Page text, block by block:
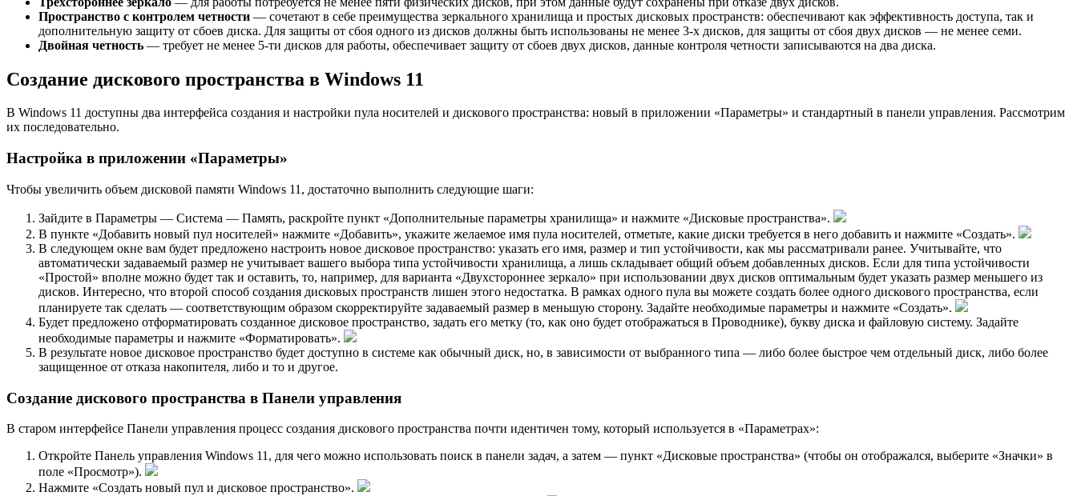
Пространство с контролем четности — сочетают в себе преимущества зеркального хранилища и простых дисковых пространств: обеспечивают как эффективность доступа, так и
дополнительную защиту от сбоев диска. Для защиты от сбоя одного из дисков должны быть использованы не менее 3-х дисков, для защиты от сбоя двух дисков — не менее семи.
Двойная четность — требует не менее 5-ти дисков для работы, обеспечивает защиту от сбоев двух дисков, данные контроля четности записываются на два диска.
Создание дискового пространства в Windows 11
В Windows 11 доступны два интерфейса создания и настройки пула носителей и дискового пространства: новый в приложении «Параметры» и стандартный в панели управления. Рассмотрим
их последовательно.
Настройка в приложении «Параметры»
Чтобы увеличить объем дисковой памяти Windows 11, достаточно выполнить следующие шаги:
Зайдите в Параметры — Система — Память, раскройте пункт «Дополнительные параметры хранилища» и нажмите «Дисковые пространства».
В пункте «Добавить новый пул носителей» нажмите «Добавить», укажите желаемое имя пула носителей, отметьте, какие диски требуется в него добавить и нажмите «Создать».
В следующем окне вам будет предложено настроить новое дисковое пространство: указать его имя, размер и тип устойчивости, как мы рассматривали ранее. Учитывайте, что
автоматически задаваемый размер не учитывает вашего выбора типа устойчивости хранилища, а лишь складывает общий объем добавленных дисков. Если для типа устойчивости
«Простой» вполне можно будет так и оставить, то, например, для варианта «Двухстороннее зеркало» при использовании двух дисков оптимальным будет указать размер меньшего из
дисков. Интересно, что второй способ создания дисковых пространств лишен этого недостатка. В рамках одного пула вы можете создать более одного дискового пространства, если
планируете так сделать — соответствующим образом скорректируйте задаваемый размер в меньшую сторону. Задайте необходимые параметры и нажмите «Создать».
Будет предложено отформатировать созданное дисковое пространство, задать его метку (то, как оно будет отображаться в Проводнике), букву диска и файловую систему. Задайте
необходимые параметры и нажмите «Форматировать».
В результате новое дисковое пространство будет доступно в системе как обычный диск, но, в зависимости от выбранного типа — либо более быстрое чем отдельный диск, либо более
защищенное от отказа накопителя, либо и то и другое.
Создание дискового пространства в Панели управления
В старом интерфейсе Панели управления процесс создания дискового пространства почти идентичен тому, который используется в «Параметрах»:
Откройте Панель управления Windows 11, для чего можно использовать поиск в панели задач, а затем — пункт «Дисковые пространства» (чтобы он отображался, выберите «Значки» в
поле «Просмотр»).
Нажмите «Создать новый пул и дисковое пространство».